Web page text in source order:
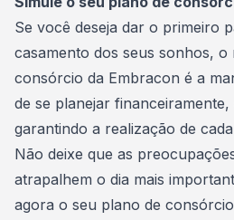
Se você deseja dar o primeiro
casamento dos seus sonhos, o
consórcio da Embracon é a
de se planejar
garantindo a realização de
Não deixe que as
atrapalhem o dia mais
agora o seu plano de